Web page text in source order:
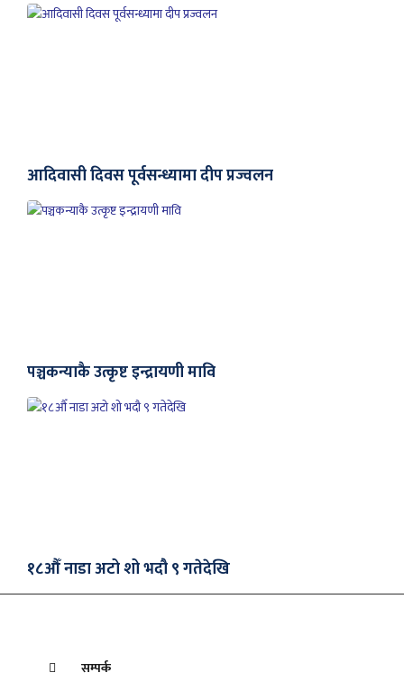
आदिवासी दिवस पूर्वसन्ध्यामा दीप प्रज्वलन
पञ्चकन्याकै उत्कृष्ट इन्द्रायणी मावि
१८औँ नाडा अटो शो भदौ ९ गतेदेखि
सम्पर्क